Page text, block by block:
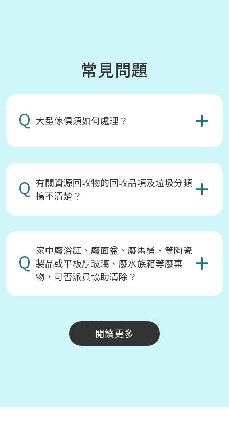
常見問題
Q 大型傢俱須如何處理？
Q 有關資源回收物的回收品項及垃圾分類
搞不清楚？
Q 家中廢浴缸、廢面盆、廢馬桶、等陶瓷
製品或平板厚玻璃、廢水族箱等廢棄
物，可否派員協助清除？
閱讀更多